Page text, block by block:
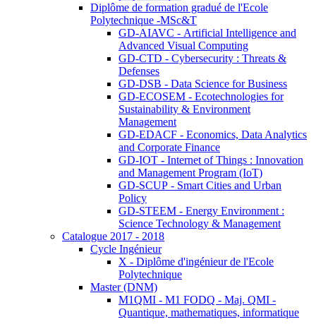
Diplôme de formation gradué de l'Ecole
Polytechnique -MSc&T
GD-AIAVC - Artificial Intelligence and
Advanced Visual Computing
GD-CTD - Cybersecurity : Threats &
Defenses
GD-DSB - Data Science for Business
GD-ECOSEM - Ecotechnologies for
Sustainability & Environment
Management
GD-EDACF - Economics, Data Analytics
and Corporate Finance
GD-IOT - Internet of Things : Innovation
and Management Program (IoT)
GD-SCUP - Smart Cities and Urban
Policy
GD-STEEM - Energy Environment :
Science Technology & Management
Catalogue 2017 - 2018
Cycle Ingénieur
X - Diplôme d'ingénieur de l'Ecole
Polytechnique
Master (DNM)
M1QMI - M1 FODQ - Maj. QMI -
Quantique, mathematiques, informatique